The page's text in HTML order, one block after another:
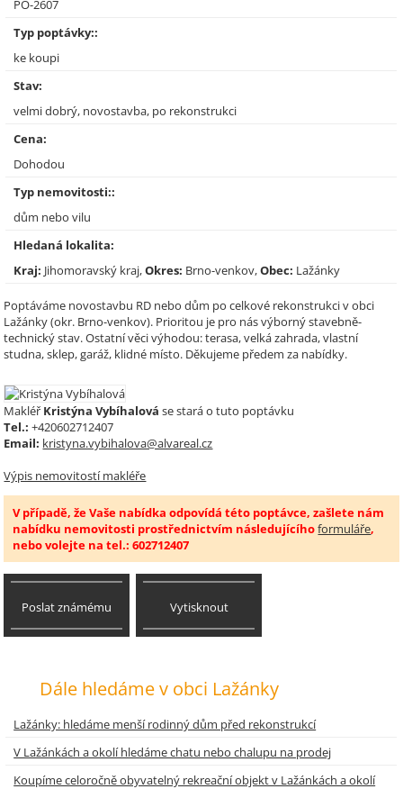
PO-2607
Typ poptávky::
ke koupi
Stav:
velmi dobrý, novostavba, po rekonstrukci
Cena:
Dohodou
Typ nemovitosti::
dům nebo vilu
Hledaná lokalita:
Kraj: Jihomoravský kraj,Okres: Brno-venkov,Obec: Lažánky
Poptáváme novostavbu RD nebo dům po celkové rekonstrukci v obci
Lažánky (okr. Brno-venkov). Prioritou je pro nás výborný stavebně-
technický stav. Ostatní věci výhodou: terasa, velká zahrada, vlastní
studna, sklep, garáž, klidné místo. Děkujeme předem za nabídky.
Makléř Kristýna Vybíhalová se stará o tuto poptávku
Tel.: +420602712407
Email: kristyna.vybihalova@alvareal.cz
Výpis nemovitostí makléře
V případě, že Vaše nabídka odpovídá této poptávce, zašlete nám
nabídku nemovitosti prostřednictvím následujícíhoformuláře,
nebo volejte na tel.: 602712407
Poslat známému Vytisknout
Dále hledáme v obci Lažánky
Lažánky: hledáme menší rodinný dům před rekonstrukcí
V Lažánkách a okolí hledáme chatu nebo chalupu na prodej
Koupíme celoročně obyvatelný rekreační objekt v Lažánkách a okolí